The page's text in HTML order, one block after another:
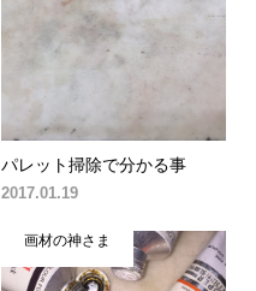
パレット掃除で分かる事
2017.01.19
画材の神さま